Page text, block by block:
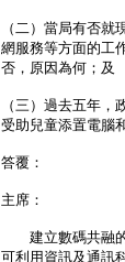
（二）當局有否
網服務等方面的工
否，原因為何；及
（三）過去五年
受助兒童添置電腦
答覆：
主席：
建立數碼共融的
可利用資訊及通訊